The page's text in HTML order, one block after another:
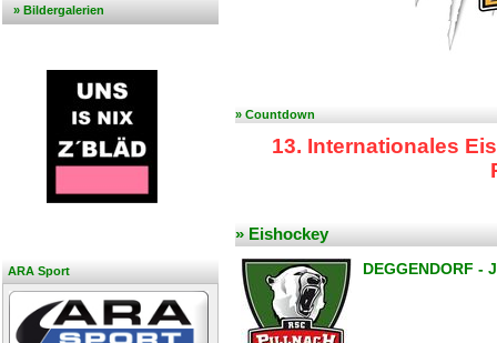
» Bildergalerien
ARA Sport
» Countdown
13. Internationales
» Eishockey
DEGGENDORF -